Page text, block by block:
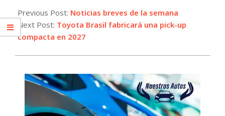
12-
16
Previous Post: Noticias breves de la semana
Next Post: Toyota Brasil fabricará una pick-up
compacta en 2027